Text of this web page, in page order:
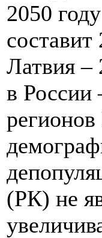
2050
Латвия –
в России
(РК) не